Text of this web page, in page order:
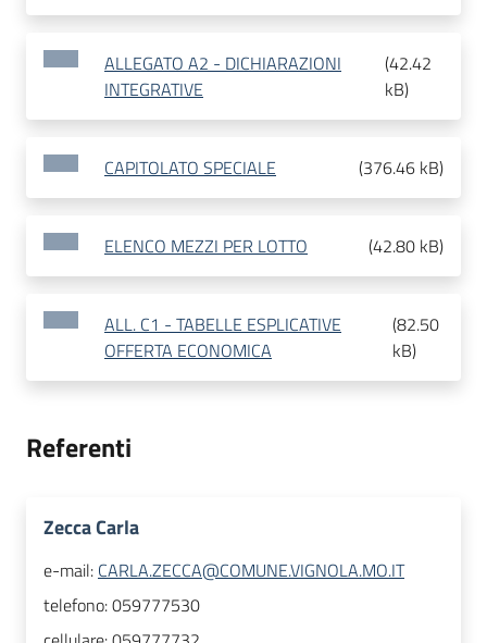
ALLEGATO A2 - DICHIARAZIONI
INTEGRATIVE
(42.42
kB)
CAPITOLATO SPECIALE (376.46 kB)
ELENCO MEZZI PER LOTTO (42.80 kB)
ALL. C1 - TABELLE ESPLICATIVE
OFFERTA ECONOMICA
(82.50
kB)
Referenti
Zecca Carla
e-mail: CARLA.ZECCA@COMUNE.VIGNOLA.MO.IT
telefono:059777530